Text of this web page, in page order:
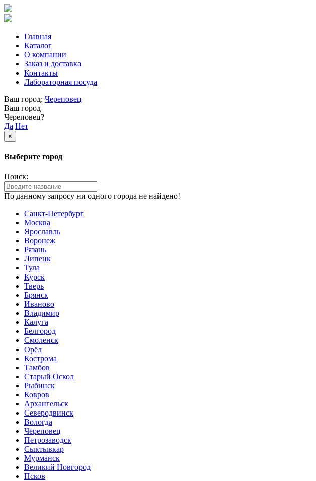
Главная
Каталог
О компании
Заказ и доставка
Контакты
Лабораторная посуда
Ваш город: Череповец
Ваш город
Череповец?
Да Нет
×
Выберите город
Поиск:
По данному запросу ни одного города не найдено!
Санкт-Петербург
Москва
Ярославль
Воронеж
Рязань
Липецк
Тула
Курск
Тверь
Брянск
Иваново
Владимир
Калуга
Белгород
Смоленск
Орёл
Кострома
Тамбов
Старый Оскол
Рыбинск
Ковров
Архангельск
Северодвинск
Вологда
Череповец
Петрозаводск
Сыктывкар
Мурманск
Великий Новгород
Псков